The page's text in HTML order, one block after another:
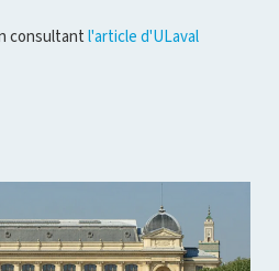
consultant l'article d'ULaval